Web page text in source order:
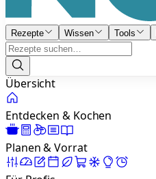
Rezepte Wissen Tools
Übersicht
Entdecken & Kochen
Planen & Vorrat